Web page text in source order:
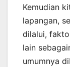
Kemudian
lapangan,
dilalui,
lain
umumnya